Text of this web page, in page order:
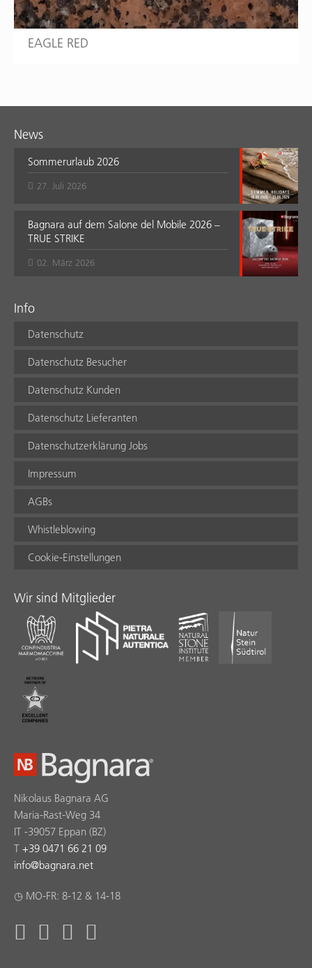
EAGLE RED
News
Sommerurlaub 2026
27. Juli 2026
Bagnara auf dem Salone del Mobile 2026 –
TRUE STRIKE
02. März 2026
Info
Datenschutz
Datenschutz Besucher
Datenschutz Kunden
Datenschutz Lieferanten
Datenschutzerklärung Jobs
Impressum
AGBs
Whistleblowing
Cookie-Einstellungen
Wir sind Mitglieder
Nikolaus Bagnara AG
Maria-Rast-Weg 34
IT -39057 Eppan (BZ)
T +39 0471 66 21 09
info@bagnara.net
◷ MO-FR: 8-12 & 14-18